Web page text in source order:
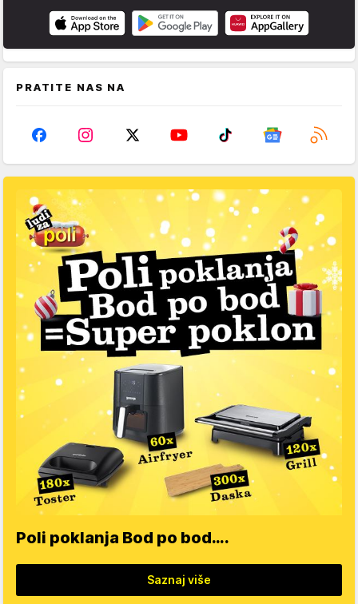
PRATITE NAS NA
Poli poklanja Bod po bod….
Saznaj više